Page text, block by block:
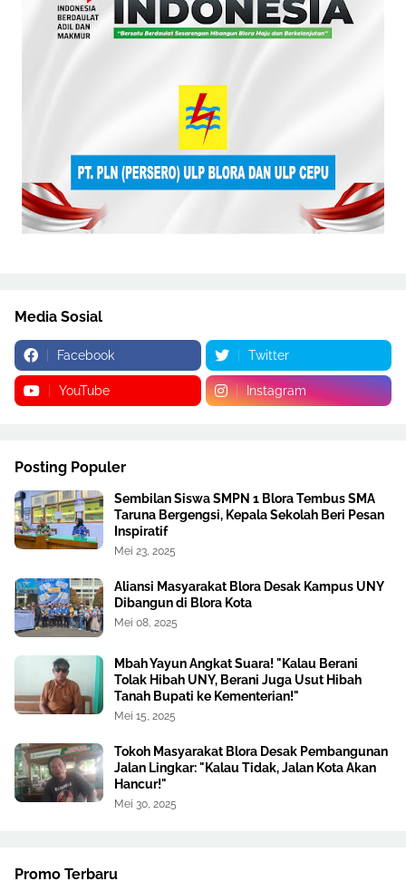
Media Sosial
Facebook Twitter
YouTube Instagram
Posting Populer
Sembilan Siswa SMPN 1 Blora Tembus SMA
Taruna Bergengsi, Kepala Sekolah Beri Pesan
Inspiratif
Mei 23, 2025
Aliansi Masyarakat Blora Desak Kampus UNY
Dibangun di Blora Kota
Mei 08, 2025
Mbah Yayun Angkat Suara! "Kalau Berani
Tolak Hibah UNY, Berani Juga Usut Hibah
Tanah Bupati ke Kementerian!"
Mei 15, 2025
Tokoh Masyarakat Blora Desak Pembangunan
Jalan Lingkar: "Kalau Tidak, Jalan Kota Akan
Hancur!"
Mei 30, 2025
Promo Terbaru